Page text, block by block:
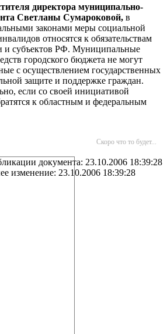
директора муниципально-
Светланы Сумароковой, в
законами меры социальной
относятся к обязательствам
и субъектов РФ. Муниципальные
городского бюджета не могут
с осуществлением государственных
защите и поддержке граждан.
если со своей инициативой
к областным и федеральным
Скоро что то будет...
документа: 23.10.2006 18:39:28
изменение: 23.10.2006 18:39:28